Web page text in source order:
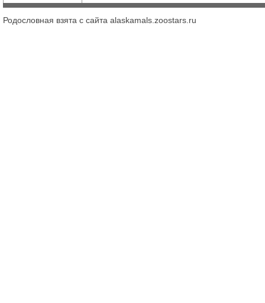
Родословная взята с сайта alaskamals.zoostars.ru